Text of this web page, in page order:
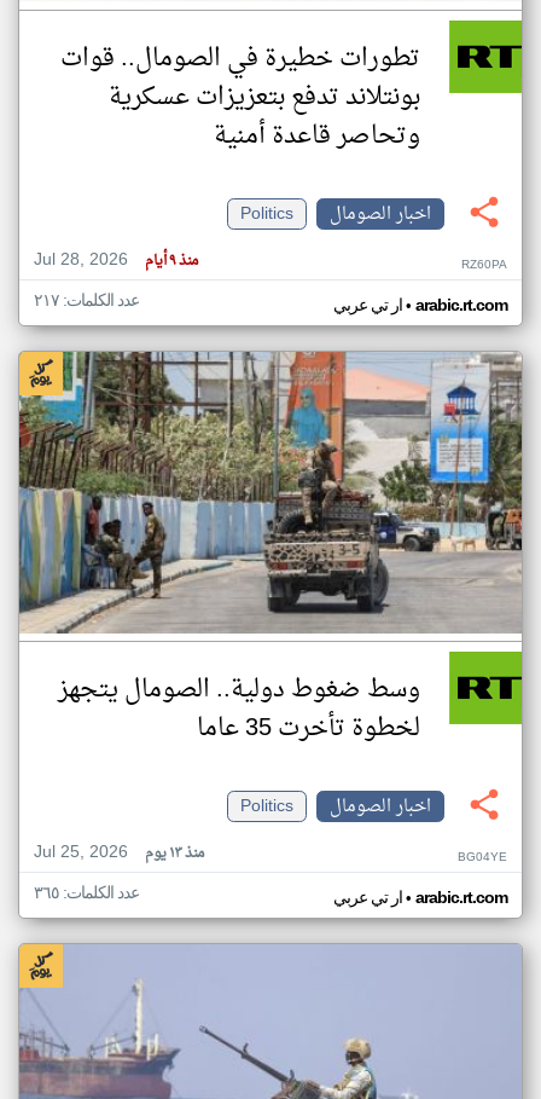
تطورات خطيرة في الصومال.. قوات
بونتلاند تدفع بتعزيزات عسكرية
وتحاصر قاعدة أمنية
اخبار الصومال
Politics
Jul 28, 2026
منذ ٩ أيام RZ60PA
ار تي عربي• arabic.rt.com عدد الكلمات: ٢١٧
وسط ضغوط دولية.. الصومال يتجهز
لخطوة تأخرت 35 عاما
اخبار الصومال
Politics
Jul 25, 2026
منذ ١٣ يوم BG04YE
ار تي عربي• arabic.rt.com عدد الكلمات: ٣٦٥